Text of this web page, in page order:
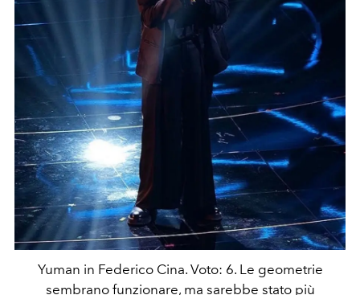
Yuman in Federico Cina. Voto: 6. Le geometrie
sembrano funzionare, ma sarebbe stato più